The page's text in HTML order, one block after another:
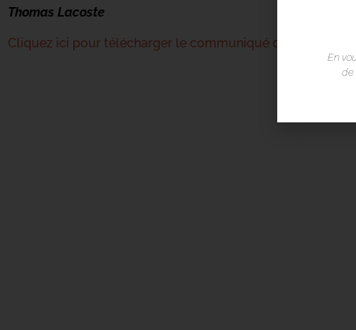
Thomas Lacoste
Cliquez ici pour télécharger le communiqué de presse
En
de